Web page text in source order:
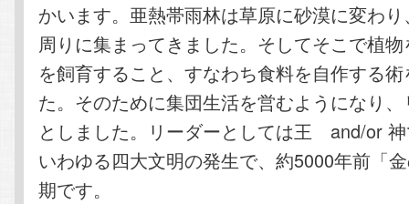
かいます。亜熱帯雨林は草原に砂漠に変わ
周りに集まってきました。そしてそこで植
を飼育すること、すなわち食料を自作する
た。そのために集団生活を営むようになり
としました。リーダーとしては王 and/or
いわゆる四大文明の発生で、約5000年前「
期です。